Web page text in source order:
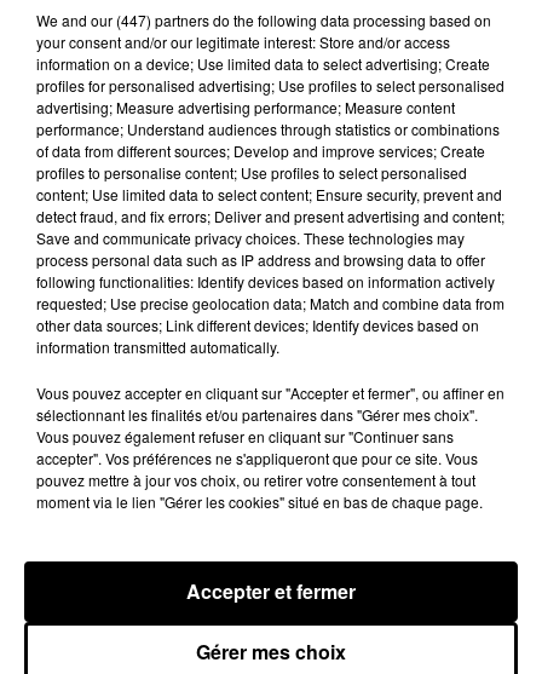
A LA UNE Voir plus
L'EFS a besoin de vous
Les collectes de sang restent en tension en Eure-et-
Loir, avec de nombreux créneaux à réserver.
LE GRAND FORMAT Voir plus
We and our (447) partnersdo the following data processing based on
your consent and/or our legitimate interest: Store and/or access
information on a device; Use limited data to select advertising; Create
profiles for personalised advertising; Use profiles to select personalised
advertising; Measure advertising performance; Measure content
performance; Understand audiences through statistics or combinations
of data from different sources; Develop and improve services; Create
profiles to personalise content; Use profiles to select personalised
content; Use limited data to select content; Ensure security, prevent and
detect fraud, and fix errors; Deliver and present advertising and content;
Save and communicate privacy choices. These technologies may
process personal data such as IP address and browsing data to offer
following functionalities: Identify devices based on information actively
requested; Use precise geolocation data; Match and combine data from
other data sources; Link different devices; Identify devices based on
information transmitted automatically.
Vous pouvez accepter en cliquant sur "Accepter et fermer", ou affiner en
sélectionnant les finalités et/ou partenaires dans "Gérer mes choix".
Vous pouvez également refuser en cliquant sur "Continuer sans
accepter". Vos préférences ne s'appliqueront que pour ce site. Vous
pouvez mettre à jour vos choix, ou retirer votre consentement à tout
moment via le lien "Gérer les cookies" situé en bas de chaque page.
Gérer mes choix
Accepter et fermer